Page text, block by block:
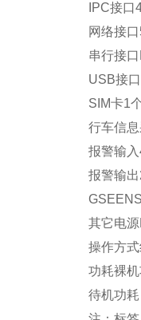
IPC接
网络接
串行接
USB接
SIM卡1
行车信
报警输
报警输
其它电
操作方
功耗裸
待机功